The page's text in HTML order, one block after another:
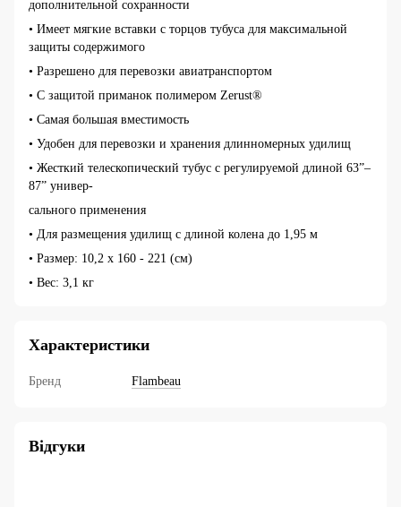
дополнительной сохранности
• Имеет мягкие вставки с торцов тубуса для максимальной
защиты содержимого
• Разрешено для перевозки авиатранспортом
• С защитой приманок полимером Zerust®
• Самая большая вместимость
• Удобен для перевозки и хранения длинномерных удилищ
• Жесткий телескопический тубус с регулируемой длиной 63”–
87” универ-
сального применения
• Для размещения удилищ с длиной колена до 1,95 м
• Размер: 10,2 х 160 - 221 (см)
• Вес: 3,1 кг
Характеристики
Бренд Flambeau
Відгуки